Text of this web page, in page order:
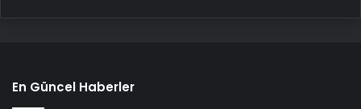
En Güncel Haberler